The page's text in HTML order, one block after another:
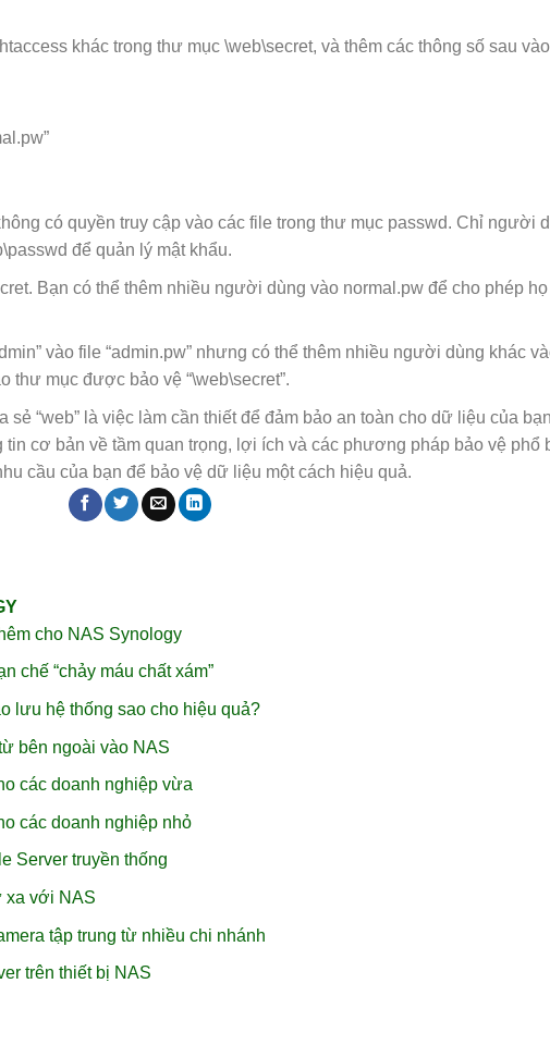
khác trong thư mục \web\secret, và thêm các thông số sau
có quyền truy cập vào các file trong thư mục passwd. Chỉ người
để quản lý mật khẩu.
Bạn có thể thêm nhiều người dùng vào normal.pw để cho phép họ
vào file “admin.pw” nhưng có thể thêm nhiều người dùng khác
thư mục được bảo vệ “\web\secret”.
“web” là việc làm cần thiết để đảm bảo an toàn cho dữ liệu của
cơ bản về tầm quan trọng, lợi ích và các phương pháp bảo vệ phổ
cầu của bạn để bảo vệ dữ liệu một cách hiệu quả.
cho NAS Synology
chế “chảy máu chất xám”
lưu hệ thống sao cho hiệu quả?
bên ngoài vào NAS
các doanh nghiệp vừa
các doanh nghiệp nhỏ
Server truyền thống
xa với NAS
tập trung từ nhiều chi nhánh
trên thiết bị NAS